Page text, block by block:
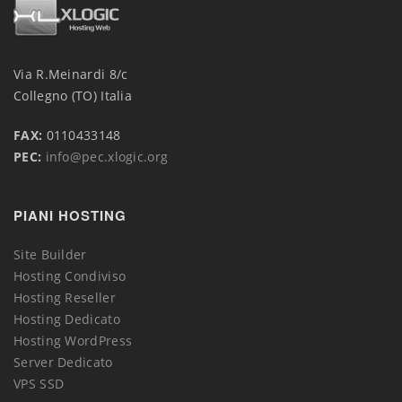
Via R.Meinardi 8/c
Collegno (TO) Italia
FAX: 0110433148
PEC: info@pec.xlogic.org
PIANI HOSTING
Site Builder
Hosting Condiviso
Hosting Reseller
Hosting Dedicato
Hosting WordPress
Server Dedicato
VPS SSD